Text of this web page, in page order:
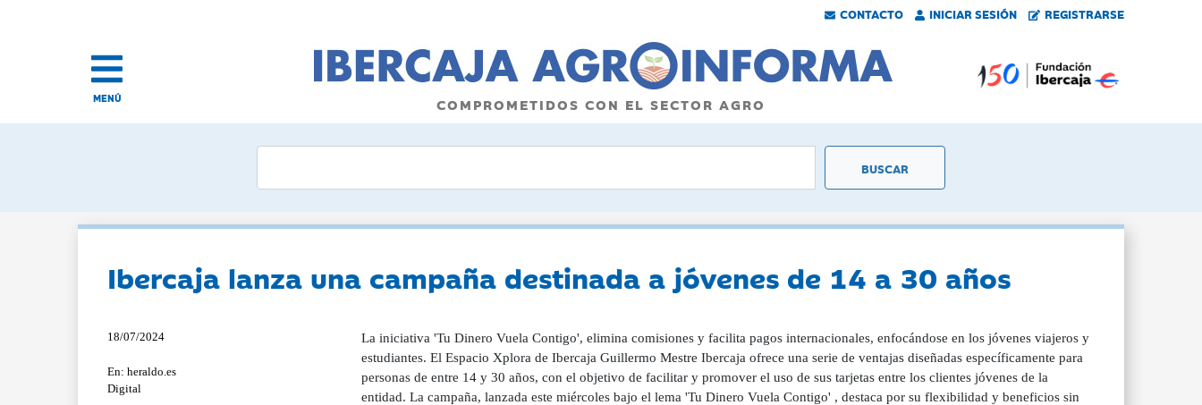
CONTACTO INICIAR SESIÓN REGISTRARSE
MENÚ COMPROMETIDOS CON EL SECTOR AGRO
Ibercaja lanza una campaña destinada a jóvenes de 14 a 30 años
18/07/2024
En: heraldo.es
Digital
La iniciativa 'Tu Dinero Vuela Contigo', elimina comisiones y facilita pagos internacionales, enfocándose en los jóvenes viajeros y
estudiantes. El Espacio Xplora de Ibercaja Guillermo Mestre Ibercaja ofrece una serie de ventajas diseñadas específicamente para
personas de entre 14 y 30 años, con el objetivo de facilitar y promover el uso de sus tarjetas entre los clientes jóvenes de la
entidad. La campaña, lanzada este miércoles bajo el lema 'Tu Dinero Vuela Contigo' , destaca por su flexibilidad y beneficios sin